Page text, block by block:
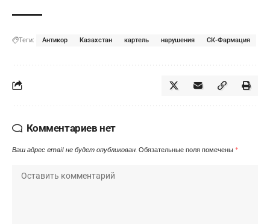
Теги: Антикор Казахстан картель нарушения СК-Фармация
Комментариев нет
Ваш адрес email не будет опубликован. Обязательные поля помечены *